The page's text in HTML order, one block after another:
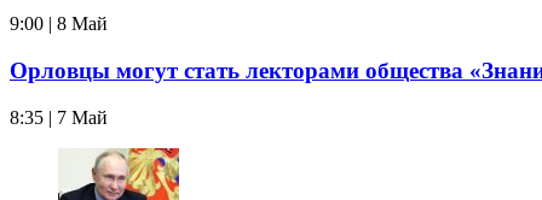
9:00 | 8 Май
Орловцы могут стать лекторами общества
8:35 | 7 Май